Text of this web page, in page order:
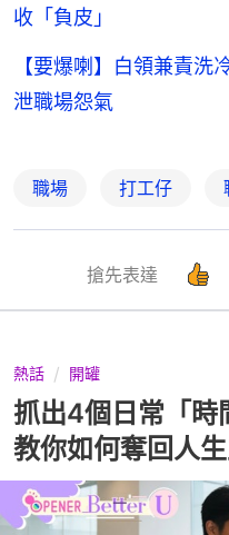
收「負皮」
【要爆喇】白領兼責
泄職場怨氣
職場 打工仔
搶先表達
熱話 開罐
抓出4個日常「時
教你如何奪回人